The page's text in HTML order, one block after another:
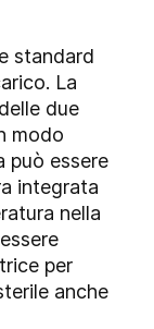
standard
La
due
modo
può essere
integrata
nella
per
anche